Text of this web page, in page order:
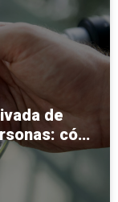
de
cómo